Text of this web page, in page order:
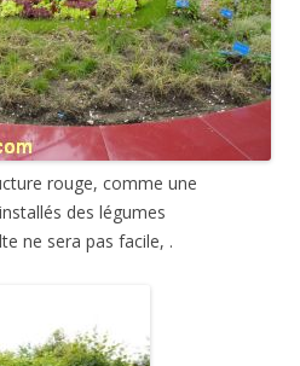
rouge, comme une
des légumes
ne sera pas facile, .